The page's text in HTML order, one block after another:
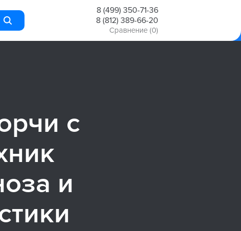
8 (499) 350-71-36
8 (812) 389-66-20
Сравнение (0)
с
и